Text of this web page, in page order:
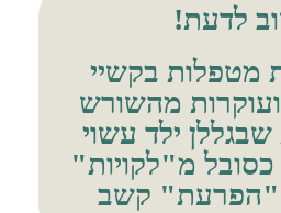
לדעת!
מטפלות בקשיי
ועוקרות מהשורש
ילד עשוי
כסובל מ"לקויות"
"הפרעת" קשב